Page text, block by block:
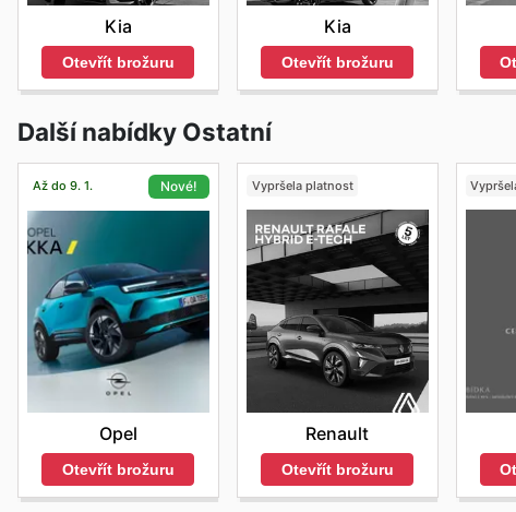
Kia
Otevřít brožuru
Kia
Otevřít brožuru
Další nabídky Ostatní
Až do 9. 1. Nové!
Opel
Otevřít brožuru
Vypršela platnost
Renault
Otevřít brožuru